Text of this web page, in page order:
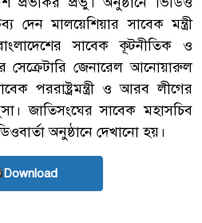
দেন মালয়েশিয়ার সাবেক মন্ত্রী
সাবেক কূটনীতিক ও
সেক্রেটারি জেনারেল আনোয়ারুল
পররাষ্ট্রমন্ত্রী ও আরব লীগের
জাতিসংঘের সাবেক মহাসচিব
অনুষ্ঠানে দেখানো হয়।
Download